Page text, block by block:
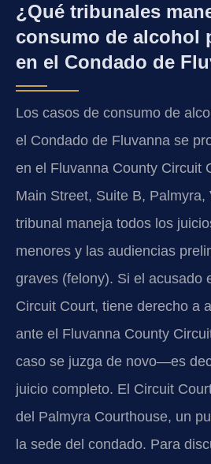
¿Qué tribunales
consumo de alcohol
en el Condado de
Los casos de consumo de
el Condado de Fluvanna se
en el Fluvanna County Circuit
Main Street, Suite B, Palmyra,
tribunal maneja todos los
menores y las audiencias
graves (felony). Si el acusado
Circuit Court, tiene derecho a
ante el Fluvanna County
caso se juzga de novo—es
juicio completo. El Circuit
del Palmyra Courthouse, un
la sede del condado. Para